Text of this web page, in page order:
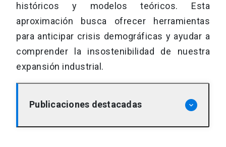
históricos y modelos teóricos. Esta
aproximación busca ofrecer herramientas
para anticipar crisis demográficas y ayudar a
comprender la insostenibilidad de nuestra
expansión industrial.
Publicaciones destacadas keyboard_arrow_down